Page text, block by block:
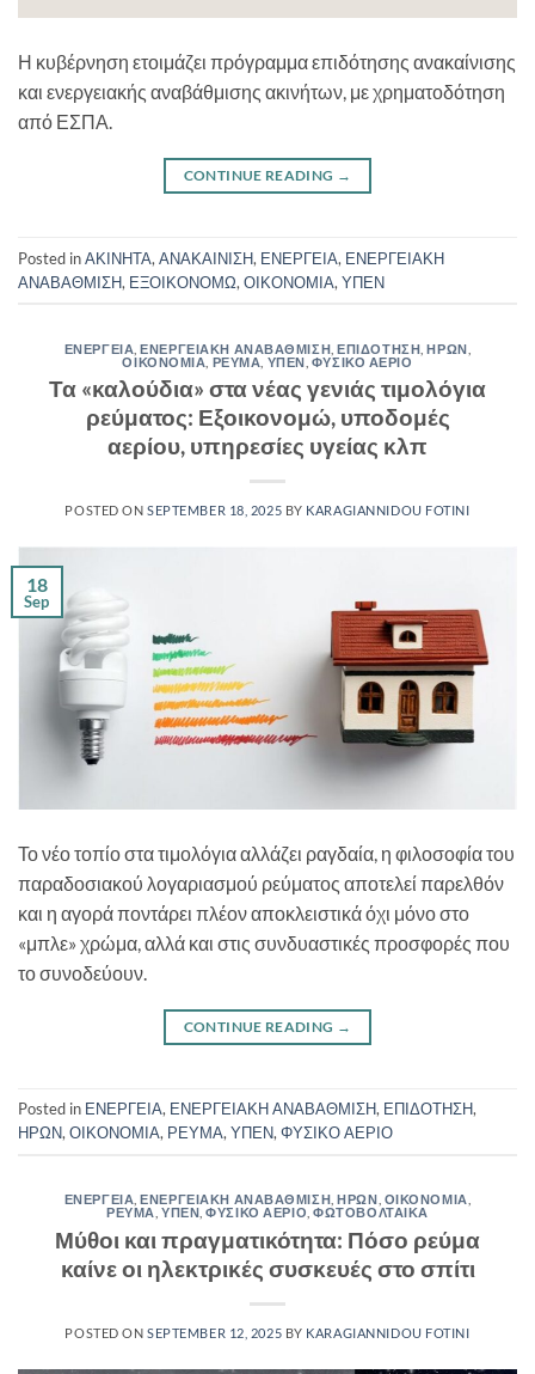
Η κυβέρνηση ετοιμάζει πρόγραμμα επιδότησης ανακαίνισης
και ενεργειακής αναβάθμισης ακινήτων, με χρηματοδότηση
από ΕΣΠΑ.
CONTINUE READING →
Posted inΑΚΙΝΗΤΑ, ΑΝΑΚΑΙΝΙΣΗ, ΕΝΕΡΓΕΙΑ, ΕΝΕΡΓΕΙΑΚΗ
ΑΝΑΒΑΘΜΙΣΗ, ΕΞΟΙΚΟΝΟΜΩ, ΟΙΚΟΝΟΜΙΑ, ΥΠΕΝ
ΕΝΕΡΓΕΙΑ ,ΕΝΕΡΓΕΙΑΚΗ ΑΝΑΒΑΘΜΙΣΗ ,ΕΠΙΔΟΤΗΣΗ ,ΗΡΩΝ
ΟΙΚΟΝΟΜΙΑ ΡΕΥΜΑ ΥΠΕΝ ΦΥΣΙΚΟ ΑΕΡΙΟ
Τα «καλούδια» στα νέας γενιάς τιμολόγια
ρεύματος: Εξοικονομώ, υποδομές
αερίου, υπηρεσίες υγείας κλπ
POSTED ONSEPTEMBER 18, 2025 BY KARAGIANNIDOU FOTINI
18
Sep
Το νέο τοπίο στα τιμολόγια αλλάζει ραγδαία, η φιλοσοφία του
παραδοσιακού λογαριασμού ρεύματος αποτελεί παρελθόν
και η αγορά ποντάρει πλέον αποκλειστικά όχι μόνο στο
«μπλε» χρώμα, αλλά και στις συνδυαστικές προσφορές που
το συνοδεύουν.
CONTINUE READING →
Posted in ΕΝΕΡΓΕΙΑ, ΕΝΕΡΓΕΙΑΚΗ ΑΝΑΒΑΘΜΙΣΗ, ΕΠΙΔΟΤΗΣΗ,
ΗΡΩΝ,ΟΙΚΟΝΟΜΙΑ, ΡΕΥΜΑ,ΥΠΕΝ,ΦΥΣΙΚΟ ΑΕΡΙΟ
ΕΝΕΡΓΕΙΑ ,ΕΝΕΡΓΕΙΑΚΗ ΑΝΑΒΑΘΜΙΣΗ ,ΗΡΩΝ ΟΙΚΟΝΟΜΙΑ
ΡΕΥΜΑ ΥΠΕΝ ,ΦΥΣΙΚΟ ΑΕΡΙΟ ,ΦΩΤΟΒΟΛΤΑΙΚΑ
Μύθοι και πραγματικότητα: Πόσο ρεύμα
καίνε οι ηλεκτρικές συσκευές στο σπίτι
POSTED ONSEPTEMBER 12, 2025 BY KARAGIANNIDOU FOTINI